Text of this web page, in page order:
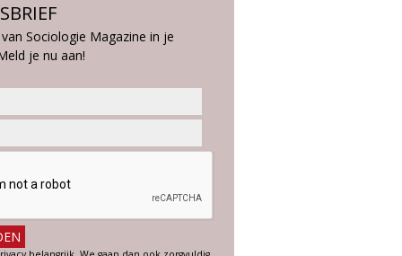
Sociologie Magazine in je
je nu aan!